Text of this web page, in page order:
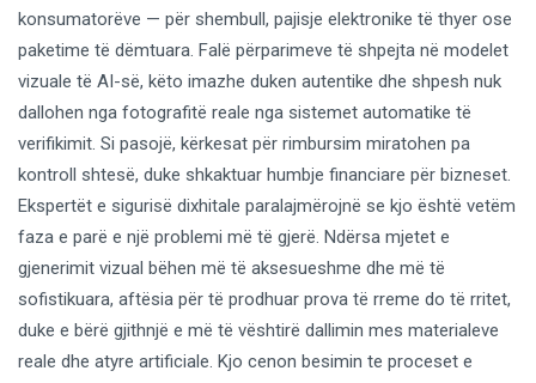
konsumatorëve — për shembull, pajisje elektronike të thyer ose
paketime të dëmtuara. Falë përparimeve të shpejta në modelet
vizuale të AI-së, këto imazhe duken autentike dhe shpesh nuk
dallohen nga fotografitë reale nga sistemet automatike të
verifikimit. Si pasojë, kërkesat për rimbursim miratohen pa
kontroll shtesë, duke shkaktuar humbje financiare për bizneset.
Ekspertët e sigurisë dixhitale paralajmërojnë se kjo është vetëm
faza e parë e një problemi më të gjerë. Ndërsa mjetet e
gjenerimit vizual bëhen më të aksesueshme dhe më të
sofistikuara, aftësia për të prodhuar prova të rreme do të rritet,
duke e bërë gjithnjë e më të vështirë dallimin mes materialeve
reale dhe atyre artificiale. Kjo cenon besimin te proceset e